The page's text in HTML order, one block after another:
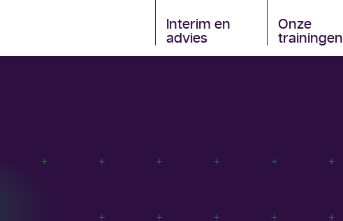
Interim en
advies
Onze
trainingen